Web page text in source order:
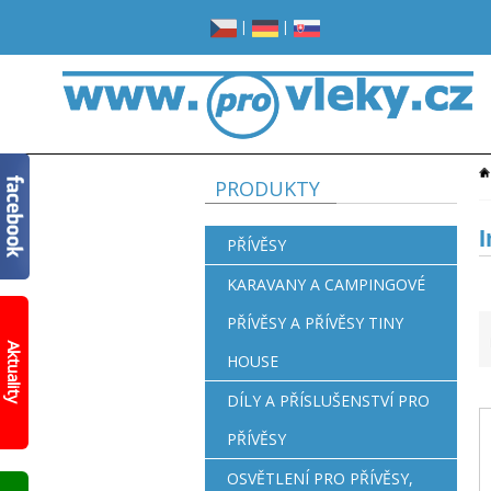
PRODUKTY
PŘÍVĚSY
KARAVANY A CAMPINGOVÉ
PŘÍVĚSY A PŘÍVĚSY TINY
HOUSE
DÍLY A PŘÍSLUŠENSTVÍ PRO
PŘÍVĚSY
OSVĚTLENÍ PRO PŘÍVĚSY,
| |
místo
v
garáži?
Opravdu
Prohlédněte
Aktuality